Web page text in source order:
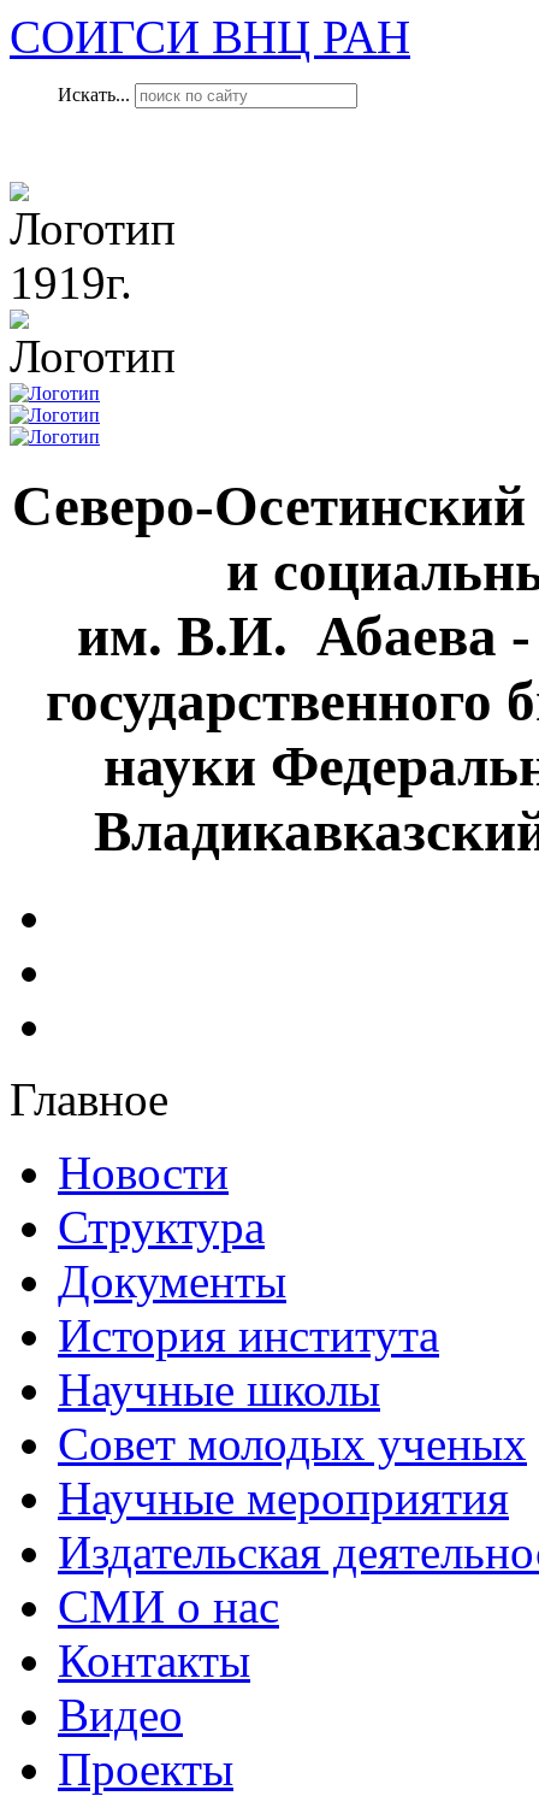
СОИГСИ ВНЦ РАН
Искать...
1919г.
Северо-
и
им. В.И. Абаева -
науки
Главное
Новости
Структура
Документы
История института
Научные школы
Совет молодых ученых
Научные мероприятия
Издательская
СМИ о нас
Контакты
Видео
Проекты